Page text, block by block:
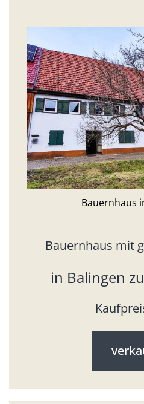
Bauernhaus
Bauernhaus mit
in Balingen